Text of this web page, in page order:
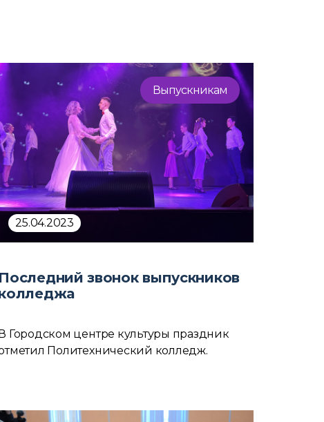
Выпускникам
25.04.2023
Последний звонок выпускников
Городском центре культуры праздник
Политехнический колледж.